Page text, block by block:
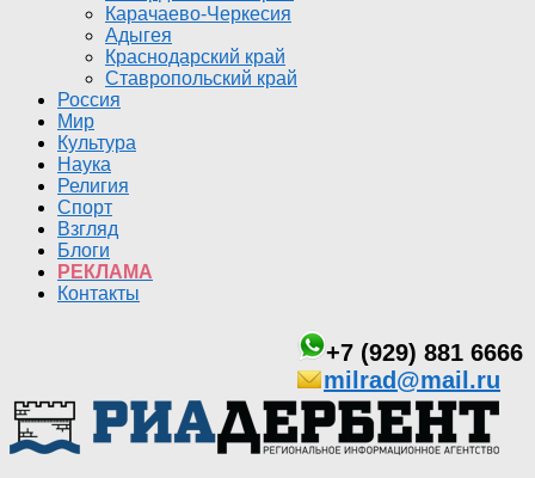
Карачаево-Черкесия
Адыгея
Краснодарский край
Ставропольский край
Россия
Мир
Культура
Наука
Религия
Спорт
Взгляд
Блоги
РЕКЛАМА
Контакты
+7 (929) 881 6666
milrad@mail.ru